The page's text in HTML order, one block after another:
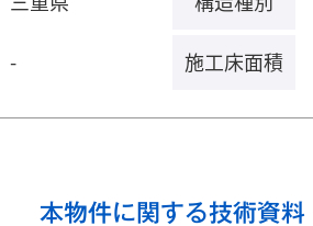
- 施工床面積
本物件に関する技術資料